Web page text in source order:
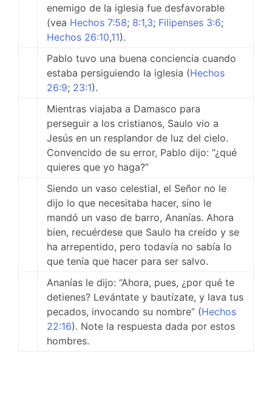
enemigo de la iglesia fue desfavorable
(vea Hechos 7:58; 8:1,3; Filipenses 3:6;
Hechos 26:10,11).
Pablo tuvo una buena conciencia cuando
estaba persiguiendo la iglesia (Hechos
26:9; 23:1).
Mientras viajaba a Damasco para
perseguir a los cristianos, Saulo vio a
Jesús en un resplandor de luz del cielo.
Convencido de su error, Pablo dijo: “¿qué
quieres que yo haga?”
Siendo un vaso celestial, el Señor no le
dijo lo que necesitaba hacer, sino le
mandó un vaso de barro, Ananías. Ahora
bien, recuérdese que Saulo ha creído y se
ha arrepentido, pero todavía no sabía lo
que tenía que hacer para ser salvo.
Ananías le dijo: “Ahora, pues, ¿por qué te
detienes? Levántate y bautízate, y lava tus
pecados, invocando su nombre” (Hechos
22:16). Note la respuesta dada por estos
hombres.